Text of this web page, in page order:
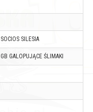
SOCIOS SILESIA
GB GALOPUJĄCE ŚLIMAKI